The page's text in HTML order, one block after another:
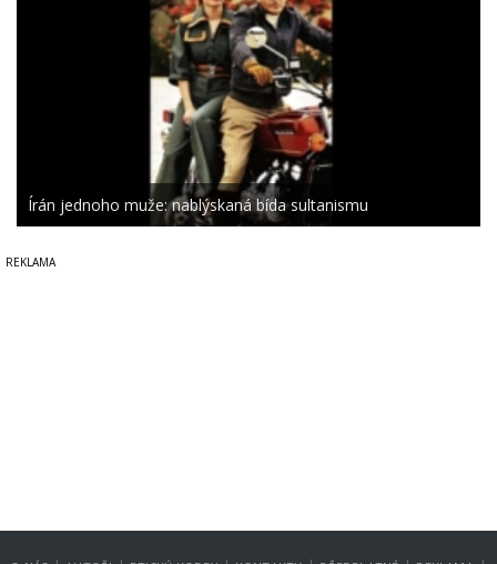
Írán jednoho muže: nablýskaná bída sultanismu